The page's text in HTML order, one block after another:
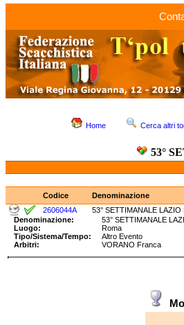
Home Cerca altri
53°
Codice
Denominazione
2606044A
53° SETTIMANALE
Denominazione:
53° SETTIMANALE
Luogo:
Roma
Tipo/Sistema/Tempo:
Altro Evento
Arbitri:
VORANO Franca